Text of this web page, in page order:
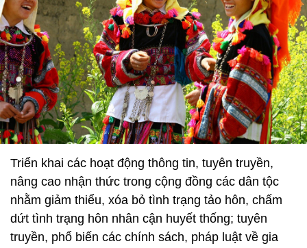
Triển khai các hoạt động thông tin, tuyên truyền,
nâng cao nhận thức trong cộng đồng các dân tộc
nhằm giảm thiểu, xóa bỏ tình trạng tảo hôn, chấm
dứt tình trạng hôn nhân cận huyết thống; tuyên
truyền, phổ biến các chính sách, pháp luật về gia